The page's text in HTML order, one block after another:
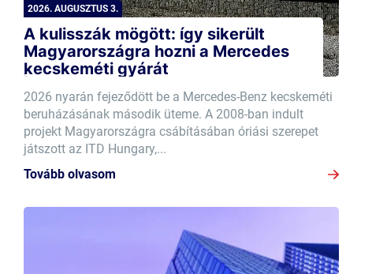
2026. AUGUSZTUS 3.
A kulisszák mögött: így sikerült
Magyarországra hozni a Mercedes
kecskeméti gyárát
2026 nyarán fejeződött be a Mercedes-Benz kecskeméti
beruházásának második üteme. A 2008-ban indult
projekt Magyarországra csábításában óriási szerepet
játszott az ITD Hungary,...
Tovább olvasom